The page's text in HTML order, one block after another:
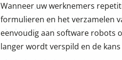
Wanneer uw werknemers
formulieren en het verzamelen
eenvoudig aan software robots
langer wordt verspild en de